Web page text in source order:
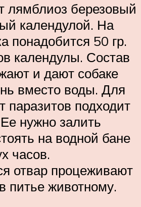
лямблиоз березовый
календулой. На
понадобится 50 гр.
календулы. Состав
и дают собаке
вместо воды. Для
паразитов подходит
нужно залить
на водной бане
часов.
отвар процеживают
питье животному.